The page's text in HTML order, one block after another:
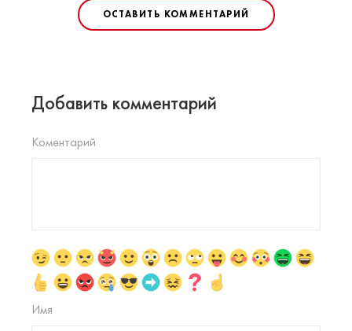
ОСТАВИТЬ КОММЕНТАРИЙ
Добавить комментарий
Коментарий
Имя